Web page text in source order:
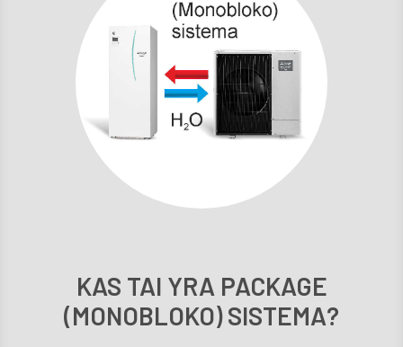
KAS TAI YRA PACKAGE
(MONOBLOKO) SISTEMA?